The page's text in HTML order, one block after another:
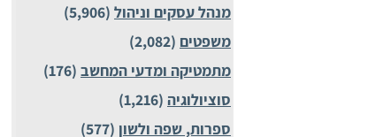
מנהל עסקים וניהול (5,906)
משפטים (2,082)
מתמטיקה ומדעי המחשב (176)
סוציולוגיה (1,216)
ספרות, שפה ולשון (577)